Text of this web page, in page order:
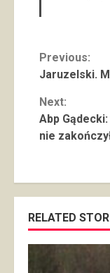
Previous:
Jaruzelski.
Next:
Abp
nie
RELATED